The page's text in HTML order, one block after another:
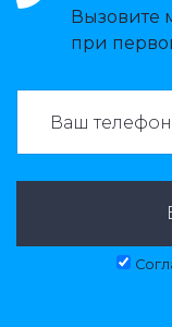
Вызовите
при